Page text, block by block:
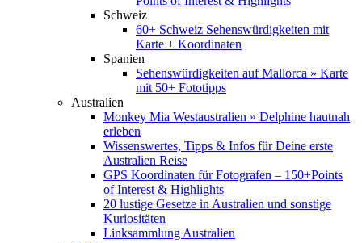
Schweiz
60+ Schweiz Sehenswürdigkeiten mit
Karte + Koordinaten
Spanien
Sehenswürdigkeiten auf Mallorca » Karte
mit 50+ Fototipps
Australien
Monkey Mia Westaustralien » Delphine hautnah
erleben
Wissenswertes, Tipps & Infos für Deine erste
Australien Reise
GPS Koordinaten für Fotografen – 150+Points
of Interest & Highlights
20 lustige Gesetze in Australien und sonstige
Kuriositäten
Linksammlung Australien